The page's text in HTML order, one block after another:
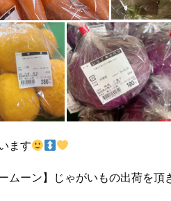
ます
ムーン】じゃがいもの出荷を頂